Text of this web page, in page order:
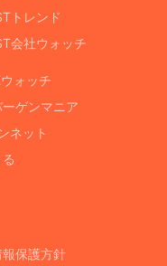
トレンド
会社ウォッチ
ォッチ
ゲンマニア
ネット
保護方針